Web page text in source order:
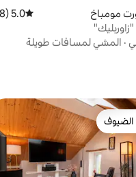
مومباخ متوسط التقييم
5.0 (18)
· المشي لمسافات طويلة